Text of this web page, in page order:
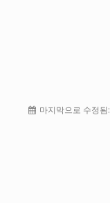
마지막으로 수정됨: